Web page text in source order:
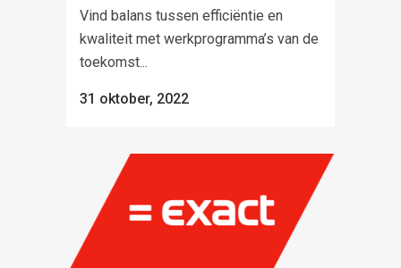
Vind balans tussen efficiëntie en
kwaliteit met werkprogramma’s van de
toekomst...
31 oktober, 2022